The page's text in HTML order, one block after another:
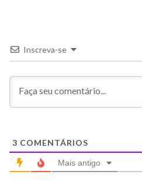
Inscreva-se
3 COMENTÁRIOS
Mais antigo